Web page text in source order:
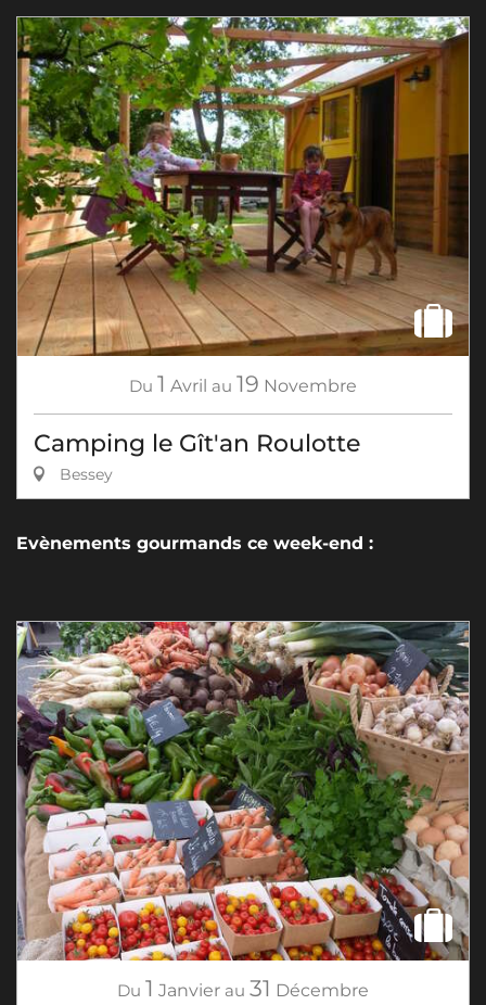
Du 1 Avril au 19 Novembre
Camping le Gît'an Roulotte
Bessey
Evènements gourmands ce week-end :
Du 1 Janvier au 31 Décembre